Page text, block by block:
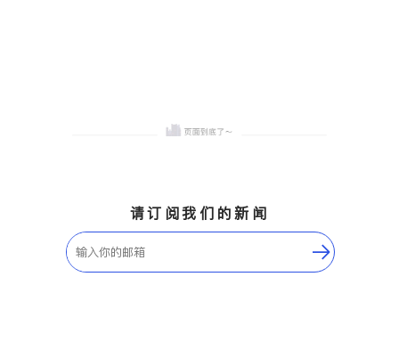
请订阅我们的新闻